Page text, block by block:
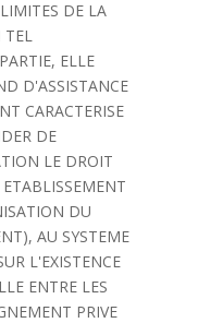
DE LA
TEL
ELLE
D'ASSISTANCE
CARACTERISE
DE
LE DROIT
DU
AU SYSTEME
L'EXISTENCE
ENTRE LES
PRIVE